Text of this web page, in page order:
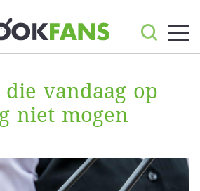
vandaag op
niet mogen